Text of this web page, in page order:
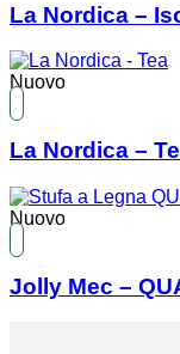
La Nordica –
Nuovo
La Nordica –
Nuovo
Jolly Mec –